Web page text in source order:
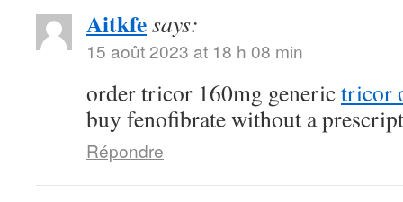
Aitkfesays:
15 août 2023 at 18 h 08 min
order tricor 160mg generictricor
buy fenofibrate without a
Répondre